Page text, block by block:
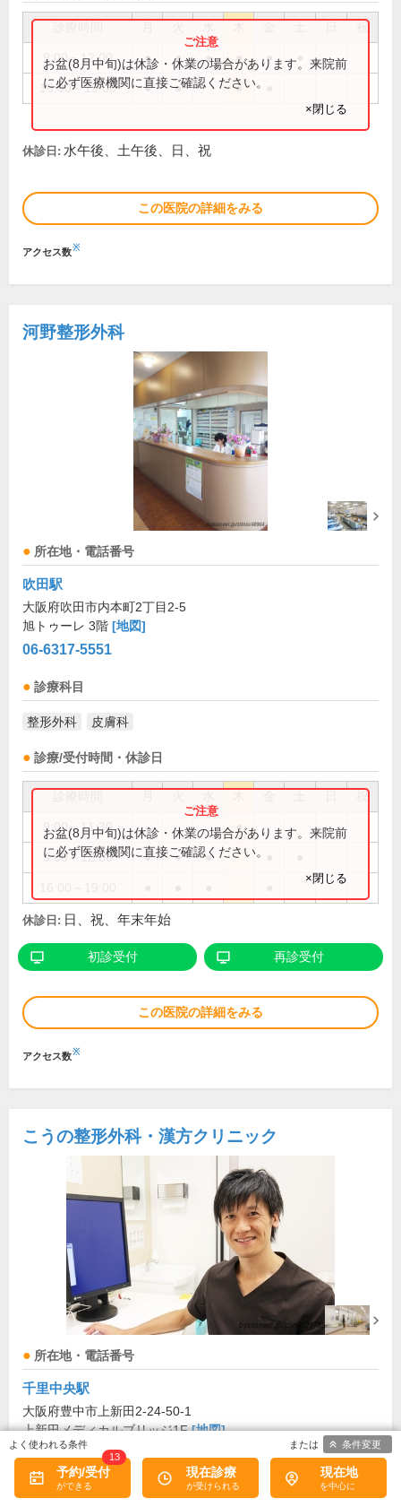
祝
9:00～12:00 ● ● ● ● ●
16:00～19:00 ● ● ●
お盆(8月中旬)は休診・休業の場合があります。来院前
に必ず医療機関に直接ご確認ください。
×閉じる
休診日: 水午後、土午後、日、祝
この医院の詳細をみる
アクセス数※
河野整形外科
所在地・電話番号
吹田駅
大阪府吹田市内本町2丁目2-5
旭トゥーレ 3階 [地図]
06-6317-5551
診療科目
整形外科 皮膚科
診療/受付時間・休診日
祝
9:00～11:30 ●
9:00～12:30 ● ● ●
お盆(8月中旬)は休診・休業の場合があります。来院前
に必ず医療機関に直接ご確認ください。
×閉じる
休診日: 日、祝、年末年始
初診受付 再診受付
この医院の詳細をみる
アクセス数※
こうの整形外科・漢方クリニック
所在地・電話番号
千里中央駅
大阪府豊中市上新田2-24-50-1
上新田メディカルブリッジ1F[地図]
06-6170-5092
診療科目
予約/受付
13
現在診療 現在地
条件変更